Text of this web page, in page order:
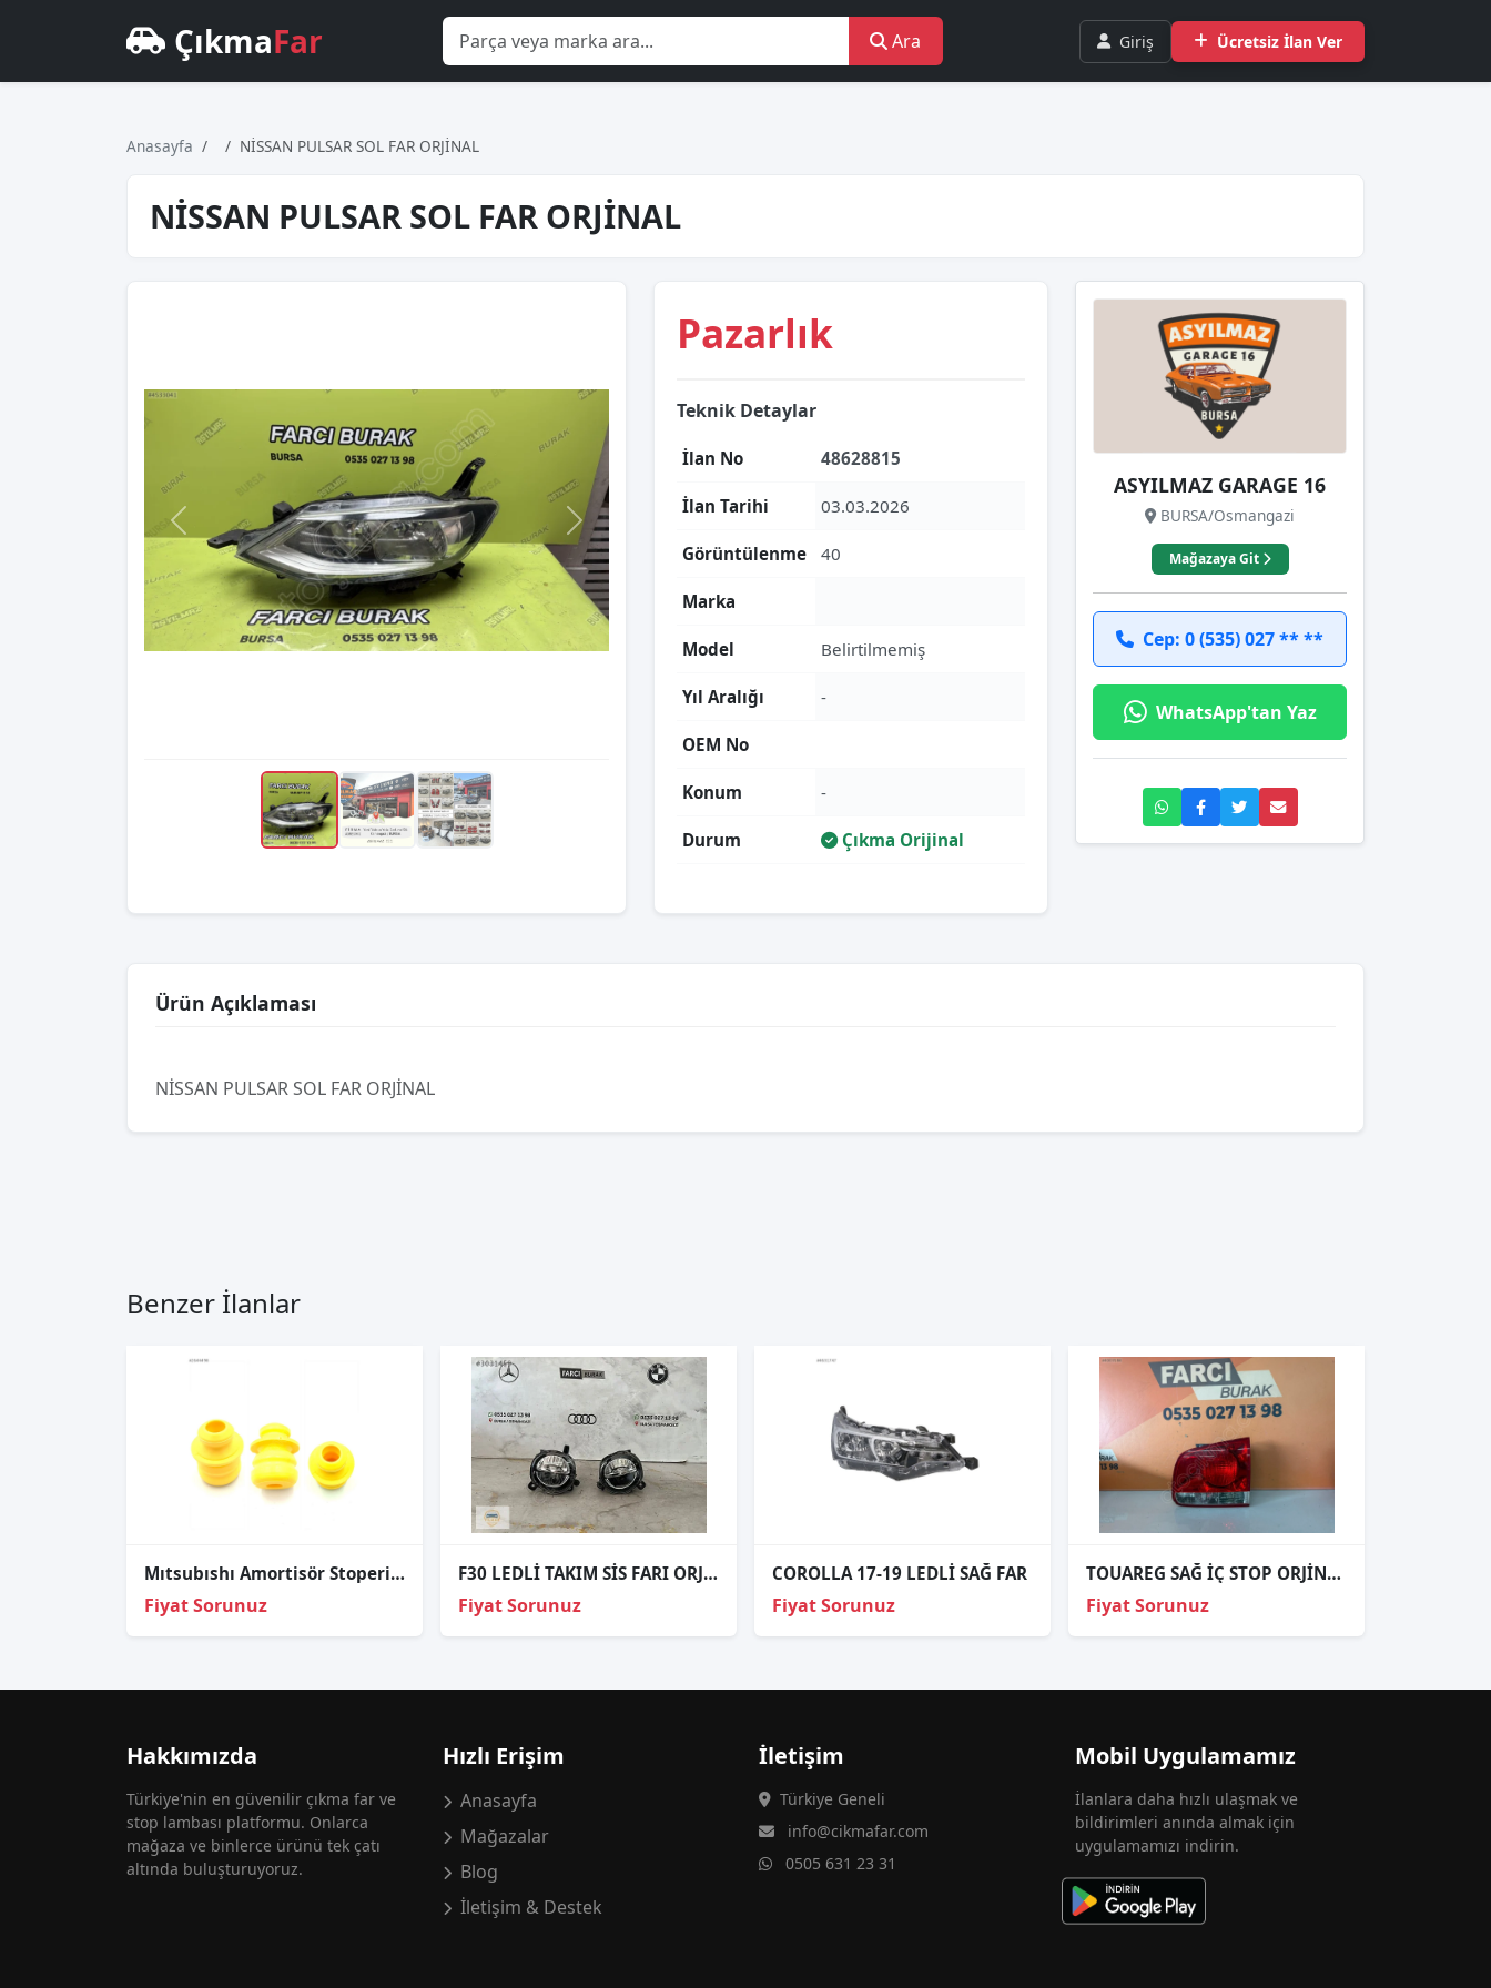
ÇıkmaFar Ara Giriş Ücretsiz İlan Ver
Anasayfa NİSSAN PULSAR SOL FAR ORJİNAL
NİSSAN PULSAR SOL FAR ORJİNAL
Pazarlık
Teknik Detaylar
İlan No 48628815
İlan Tarihi 03.03.2026
Görüntülenme 40
Marka
Model Belirtilmemiş
Yıl Aralığı -
OEM No
Konum -
Durum Çıkma Orijinal
ASYILMAZ GARAGE 16
BURSA/Osmangazi
Mağazaya Git
Cep: 0 (535) 027 ** **
WhatsApp'tan Yaz
Ürün Açıklaması
NİSSAN PULSAR SOL FAR ORJİNAL
Benzer İlanlar
Mıtsubıshı Amortisör Stoperi Carisma 92-02/Lancer 92-02 Ön
Fiyat Sorunuz
F30 LEDLİ TAKIM SİS FARI ORJİNAL
Fiyat Sorunuz
COROLLA 17-19 LEDLİ SAĞ FAR
Fiyat Sorunuz
TOUAREG SAĞ İÇ STOP ORJİNAL 2003-2006 1
Fiyat Sorunuz
Hakkımızda
Türkiye'nin en güvenilir çıkma far ve
stop lambası platformu. Onlarca
mağaza ve binlerce ürünü tek çatı
altında buluşturuyoruz.
Hızlı Erişim
Anasayfa
Mağazalar
Blog
İletişim & Destek
İletişim
Türkiye Geneli
info@cikmafar.com
0505 631 23 31
Mobil Uygulamamız
İlanlara daha hızlı ulaşmak ve
bildirimleri anında almak için
uygulamamızı indirin.